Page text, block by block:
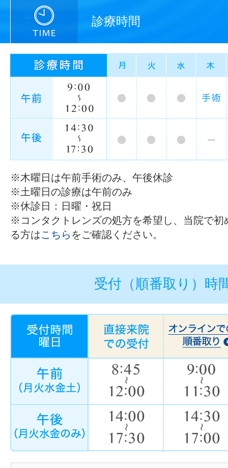
診療時間
※木曜日は午前手術のみ、午後休診
※土曜日の診療は午前のみ
※休診日：日曜・祝日
※コンタクトレンズの処方を希望し、当院で初
る方はこちら をご確認ください。
受付（順番取り）時